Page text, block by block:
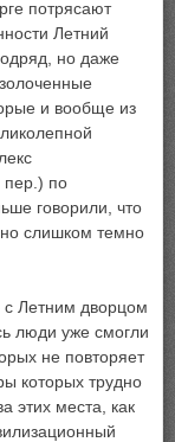
потрясают
Летний
но даже
и вообще из
пер.) по
говорили, что
но слишком темно
с Летним дворцом
люди уже смогли
не повторяет
которых трудно
этих места, как